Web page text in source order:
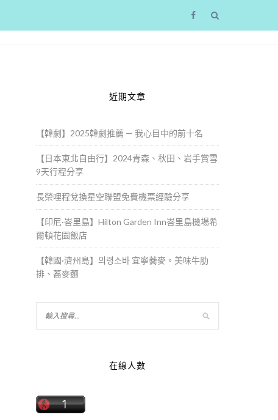
近期文章
【韓劇】2025韓劇推薦 — 我心目中的前十名
【日本東北自由行】2024青森、秋田、岩手賞雪
9天行程分享
長榮哩程兌換星空聯盟免費機票經驗分享
【印尼·峇里島】Hilton Garden Inn峇里島機場希
爾頓花園飯店
【韓國·濟州島】의령소바 宜寧蕎麥。美味牛肋
排、蕎麥麵
在線人數